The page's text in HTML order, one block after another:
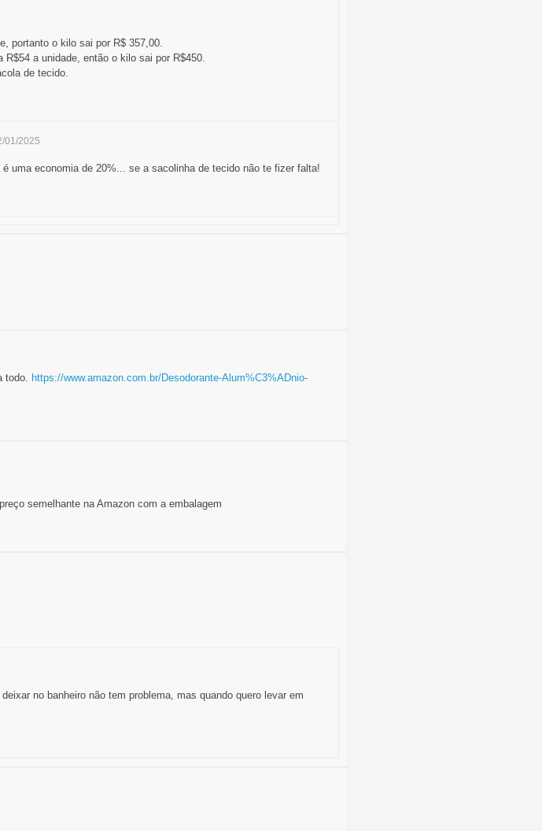
portanto o kilo sai por R$ 357,00.
a unidade, então o kilo sai por R$450.
de tecido.
01/2025
uma economia de 20%... se a sacolinha de tecido não te fizer falta!
todo. https://www.amazon.com.br/Desodorante-Alum%C3%ADnio-
semelhante na Amazon com a embalagem
no banheiro não tem problema, mas quando quero levar em